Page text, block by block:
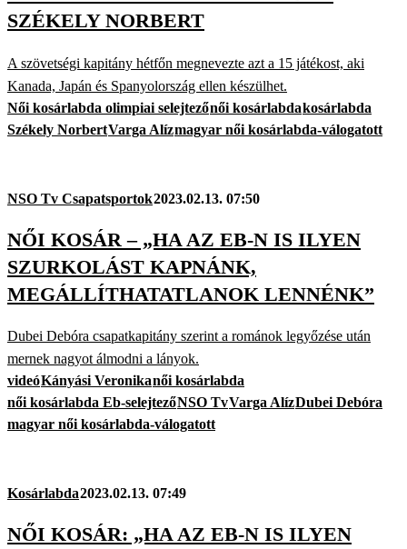
SZÉKELY NORBERT
A szövetségi kapitány hétfőn megnevezte azt a 15 játékost, aki
Kanada, Japán és Spanyolország ellen készülhet.
Női kosárlabda olimpiai selejtezőnői kosárlabdakosárlabda
Székely NorbertVarga Alízmagyar női kosárlabda-válogatott
NSO Tv Csapatsportok2023.02.13. 07:50
NŐI KOSÁR – „HA AZ EB-N IS ILYEN
SZURKOLÁST KAPNÁNK,
MEGÁLLÍTHATATLANOK LENNÉNK”
Dubei Debóra csapatkapitány szerint a románok legyőzése után
mernek nagyot álmodni a lányok.
videóKányási Veronikanői kosárlabda
női kosárlabda Eb-selejtezőNSO TvVarga AlízDubei Debóra
magyar női kosárlabda-válogatott
Kosárlabda2023.02.13. 07:49
NŐI KOSÁR: „HA AZ EB-N IS ILYEN